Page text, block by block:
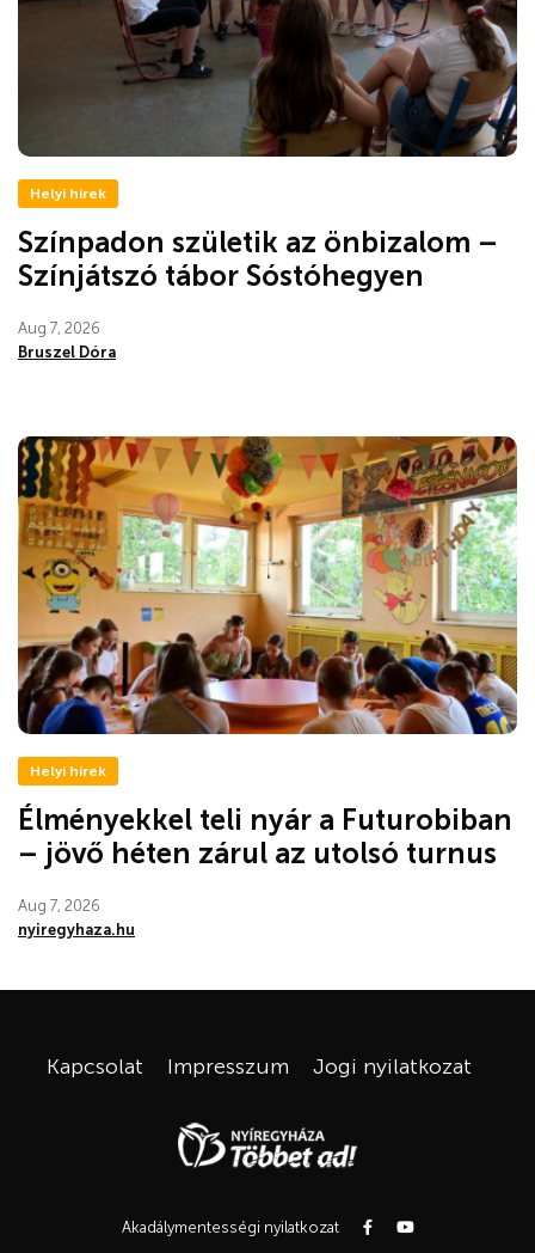
Helyi hírek
Színpadon születik az önbizalom –
Színjátszó tábor Sóstóhegyen
Aug 7, 2026
Bruszel Dóra
Helyi hírek
Élményekkel teli nyár a Futurobiban
– jövő héten zárul az utolsó turnus
Aug 7, 2026
nyiregyhaza.hu
Kapcsolat Impresszum Jogi nyilatkozat
Akadálymentességi nyilatkozat